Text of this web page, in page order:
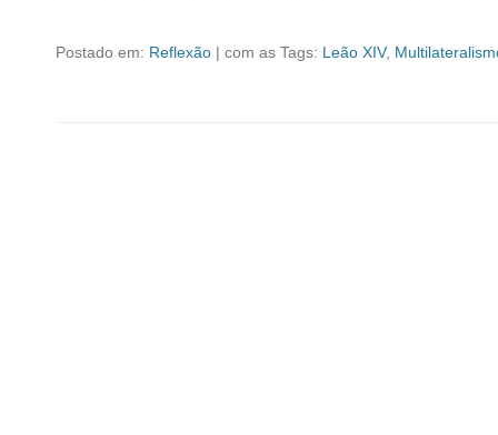
Postado em: Reflexão | com as Tags: Leão XIV,